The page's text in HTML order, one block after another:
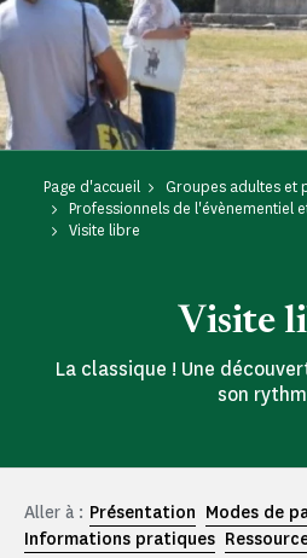
Page d'accueil
Groupes adultes et
Professionnels de l'évènementiel
Visite libre
Visite
La classique ! Une
son
Aller à : Présentation Modes de
Informations pratiques